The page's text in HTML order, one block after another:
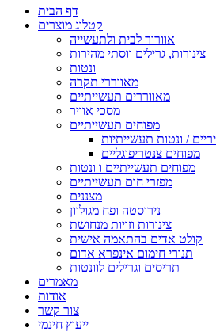
דף הבית
קטלוג מוצרים
אוורור לבית ולתעשייה
צינורות, גרילים ווסתי מהירות
ונטות
מאווררי תקרה
מאווררים תעשייתיים
מסכי אוויר
מפוחים תעשייתיים
/ ונטות תעשייתיות
מפוחים צנטריפוגליים
מפוחים תעשייתיים ו ונטות
מפזרי חום תעשייתיים
מצננים
נירוסטה ופח מגולוון
צינורות וזויות מנחושת
קולט אדים בהתאמה אישית
תנורי חימום אינפרא אדום
תריסים וגרילים לוונטות
מאמרים
אודות
צור קשר
ייעוץ חינמי